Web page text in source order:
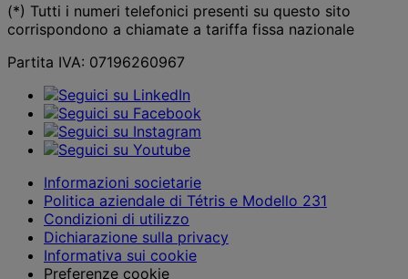
(*) Tutti i numeri telefonici presenti su questo sito
corrispondono a chiamate a tariffa fissa nazionale
Partita IVA: 07196260967
Informazioni societarie
Politica aziendale di Tétris e Modello 231
Condizioni di utilizzo
Dichiarazione sulla privacy
Informativa sui cookie
Preferenze cookie